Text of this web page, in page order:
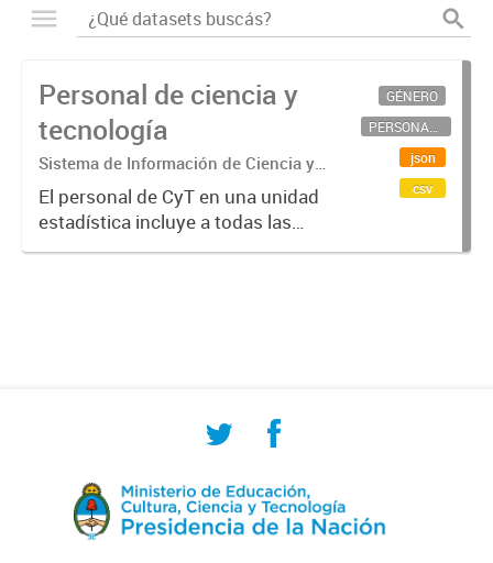
Personal de ciencia y
tecnología
Sistema de Información de Ciencia y
Tecnología Argentino (SICYTAR)
El personal de CyT en una unidad
estadística incluye a todas las
personas involucradas
GÉNERO
PERSONAL CIENTÍFICO-TECNOLÓGICO
json
csv